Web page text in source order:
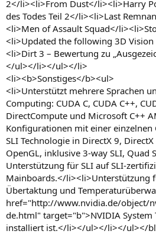
2</li><li>From Dust</li><li>Harry
des Todes Teil 2</li><li>Last
<li>Men of Assault Squad</
<li>Updated the following 3D
<li>Dirt 3 – Bewertung zu
</ul></li></ul></li>
<li><b>Sonstiges</b><ul>
<li>Unterstützt mehrere Sprachen
Computing: CUDA C, CUDA C++,
DirectCompute und Microsoft C++
Konfigurationen mit einer einzelnen
SLI Technologie in DirectX 9,
OpenGL, inklusive 3-way SLI, Quad
Unterstützung für SLI auf SLI-
Mainboards.</li><li>Unterstützung
Übertaktung und
href="http://www.nvidia.de/object/
de.html" target="b">NVIDIA System
installiert ist.</li></ul></li></ul></